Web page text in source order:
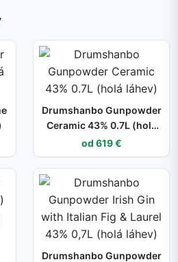
Drumshanbo Gunpowder
Ceramic 43% 0.7L (holá
láhev)
od 619 €
Drumshanbo Gunpowder